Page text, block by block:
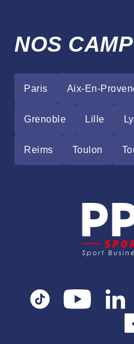
NOS
Paris Aix-En-
Grenoble Lille
Reims Toulon